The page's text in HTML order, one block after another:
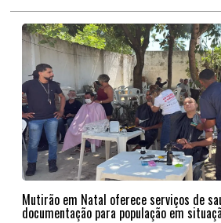
Mutirão em Natal oferece serviços de
documentação para população em